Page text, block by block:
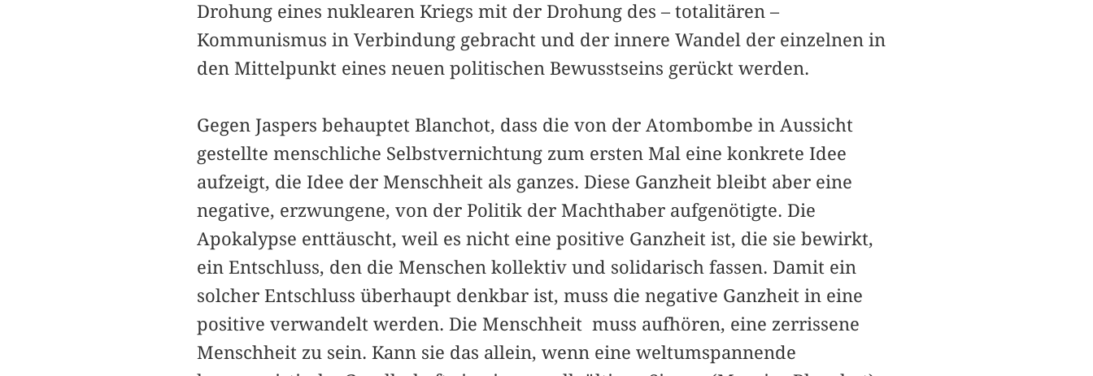
Drohung eines nuklearen Kriegs mit der Drohung des – totalitären –
Kommunismus in Verbindung gebracht und der innere Wandel der einzelnen in
den Mittelpunkt eines neuen politischen Bewusstseins gerückt werden.
Gegen Jaspers behauptet Blanchot, dass die von der Atombombe in Aussicht
gestellte menschliche Selbstvernichtung zum ersten Mal eine konkrete Idee
aufzeigt, die Idee der Menschheit als ganzes. Diese Ganzheit bleibt aber eine
negative, erzwungene, von der Politik der Machthaber aufgenötigte. Die
Apokalypse enttäuscht, weil es nicht eine positive Ganzheit ist, die sie bewirkt,
ein Entschluss, den die Menschen kollektiv und solidarisch fassen. Damit ein
solcher Entschluss überhaupt denkbar ist, muss die negative Ganzheit in eine
positive verwandelt werden. Die Menschheit muss aufhören, eine zerrissene
Menschheit zu sein. Kann sie das allein, wenn eine weltumspannende